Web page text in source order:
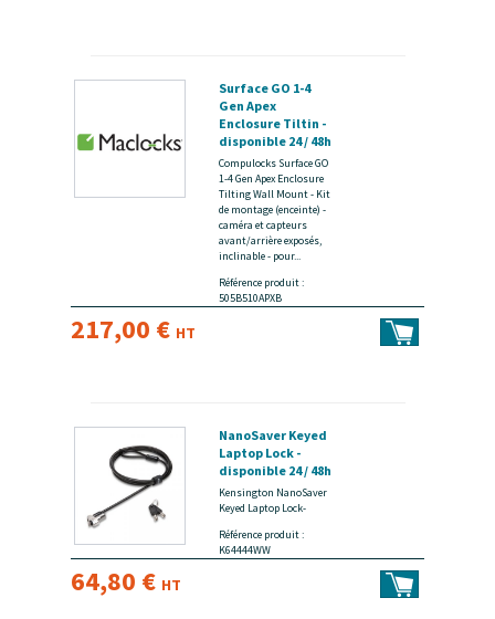
Surface GO 1-4
Gen Apex
Enclosure Tiltin -
disponible 24 / 48h
Compulocks Surface GO
1-4 Gen Apex Enclosure
Tilting Wall Mount - Kit
de montage (enceinte) -
caméra et capteurs
avant/arrière exposés,
inclinable - pour...
Référence produit :
505B510APXB
217,00 € HT
NanoSaver Keyed
Laptop Lock -
disponible 24 / 48h
Kensington NanoSaver
Keyed Laptop Lock-
Référence produit :
K64444WW
64,80 € HT